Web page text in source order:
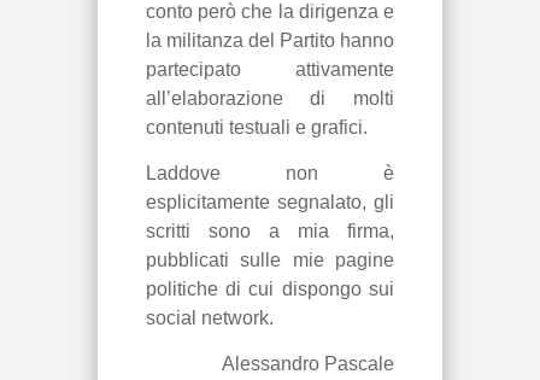
conto però che la dirigenza e
la militanza del Partito hanno
partecipato attivamente
all’elaborazione di molti
contenuti testuali e grafici.
Laddove non è
esplicitamente segnalato, gli
scritti sono a mia firma,
pubblicati sulle mie pagine
politiche di cui dispongo sui
social network.
Alessandro Pascale